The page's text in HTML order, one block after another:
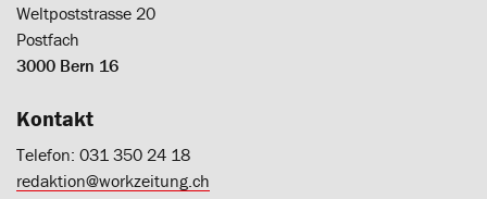
Weltpoststrasse 20
Postfach
3000 Bern 16
Kontakt
Telefon: 031 350 24 18
redaktion@workzeitung.ch